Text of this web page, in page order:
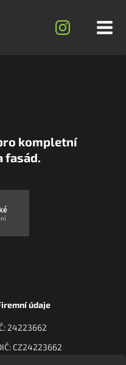
kompletní
fasád.
údaje
24223662
CZ24223662